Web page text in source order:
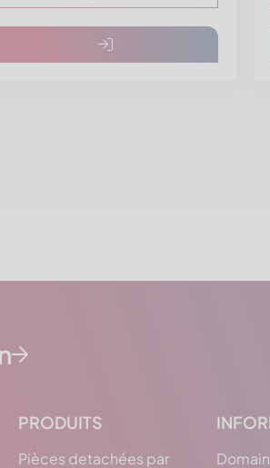
PRODUITS
Pièces detachées par